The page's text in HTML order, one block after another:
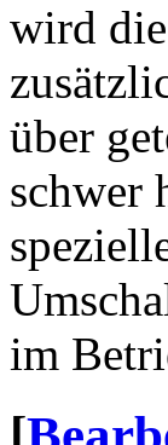
wird
über
schwer
im